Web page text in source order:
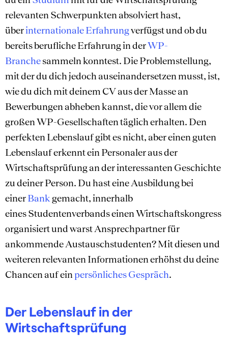
relevanten Schwerpunkten absolviert hast,
überinternationale Erfahrungverfügst und ob du
bereits berufliche Erfahrung in derWP-
Branchesammeln konntest. Die Problemstellung,
mit der du dich jedoch auseinandersetzen musst, ist,
wie du dich mit deinem CV aus der Masse an
Bewerbungen abheben kannst, die vor allem die
großen WP-Gesellschaften täglich erhalten. Den
perfekten Lebenslauf gibt es nicht, aber einen guten
Lebenslauf erkennt ein Personaler aus der
Wirtschaftsprüfung an der interessanten Geschichte
zu deiner Person. Du hast eine Ausbildung bei
einerBank gemacht, innerhalb
eines Studentenverbands einen Wirtschaftskongress
organisiert und warst Ansprechpartner für
ankommende Austauschstudenten? Mit diesen und
weiteren relevanten Informationen erhöhst du deine
Chancen auf einpersönliches Gespräch.
Der Lebenslauf in der
Wirtschaftsprüfung